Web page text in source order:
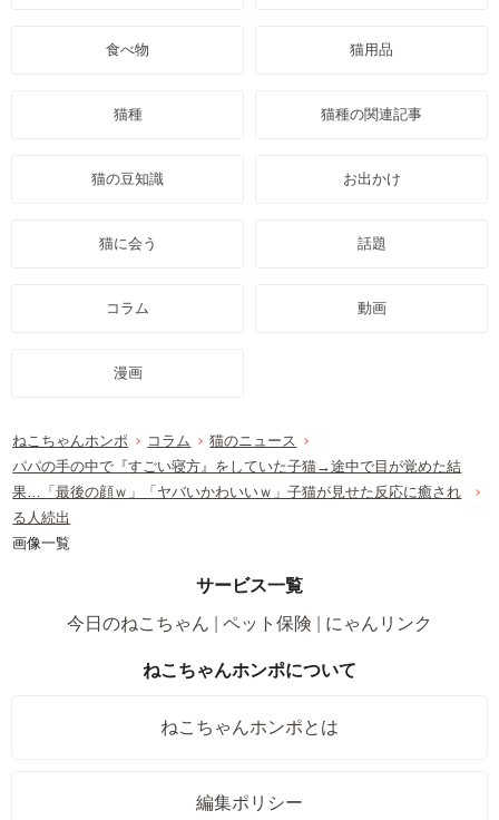
食べ物 猫用品
猫種 猫種の関連記事
猫の豆知識 お出かけ
猫に会う 話題
コラム 動画
漫画
ねこちゃんホンポ コラム
猫のニュース
パパの手の中で『すごい寝方』をしていた子猫→途中で目が覚めた結
果…「最後の顔ｗ」「ヤバいかわいいｗ」子猫が見せた反応に癒され
る人続出
画像一覧
サービス一覧
今日のねこちゃん
ペット保険 にゃんリンク
ねこちゃんホンポについて
ねこちゃんホンポとは
編集ポリシー